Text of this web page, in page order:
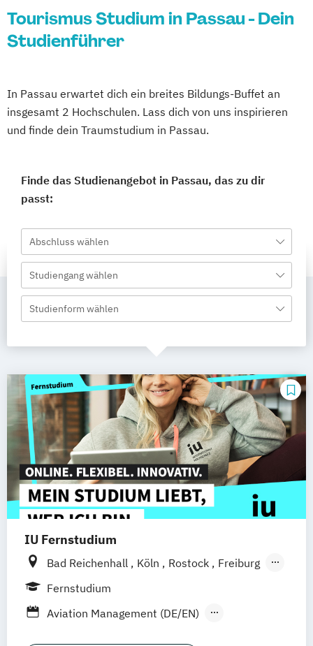
Tourismus Studium in Passau - Dein
Studienführer
In Passau erwartet dich ein breites Bildungs-Buffet an
insgesamt 2 Hochschulen. Lass dich von uns inspirieren
und finde dein Traumstudium in Passau.
Finde das Studienangebot in Passau, das zu dir
passt:
Abschluss wählen
Studiengang wählen
Studienform wählen
IU Fernstudium
Bad Reichenhall Köln Rostock
Freiburg
Kiel
Frankfurt am Main
Deggendorf Karlsruhe Kassel
Oberhausen Offenbach Saarbrücken
Fernstudium
Aviation Management (DE/EN)